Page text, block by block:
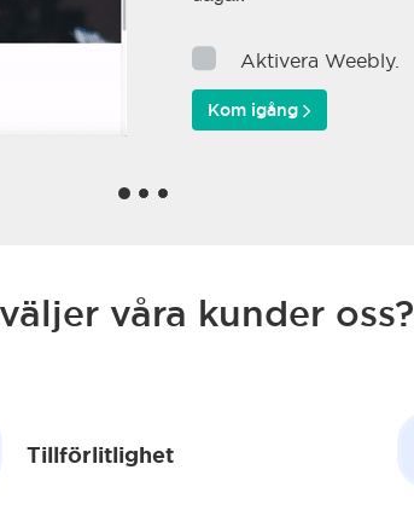
Aktivera Weebly.
våra kunder oss?
Tillförlitlighet